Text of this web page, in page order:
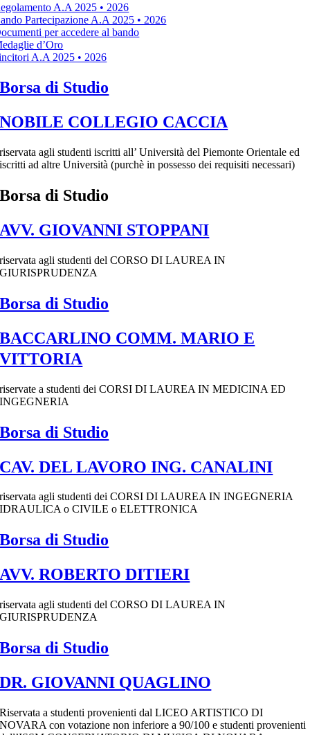
A.A 2025 • 2026
Partecipazione A.A 2025 • 2026
per accedere al bando
d’Oro
A.A 2025 • 2026
Borsa di Studio
NOBILE COLLEGIO CACCIA
riservata agli studenti iscritti all’ Università del Piemonte Orientale ed
iscritti ad altre Università (purchè in possesso dei requisiti necessari)
Borsa di Studio
AVV. GIOVANNI STOPPANI
riservata agli studenti del CORSO DI LAUREA IN
GIURISPRUDENZA
Borsa di Studio
BACCARLINO COMM. MARIO E
VITTORIA
riservate a studenti dei CORSI DI LAUREA IN MEDICINA ED
INGEGNERIA
Borsa di Studio
CAV. DEL LAVORO ING. CANALINI
riservata agli studenti dei CORSI DI LAUREA IN INGEGNERIA
IDRAULICA o CIVILE o ELETTRONICA
Borsa di Studio
AVV. ROBERTO DITIERI
riservata agli studenti del CORSO DI LAUREA IN
GIURISPRUDENZA
Borsa di Studio
DR. GIOVANNI QUAGLINO
Riservata a studenti provenienti dal LICEO ARTISTICO DI
NOVARA con votazione non inferiore a 90/100 e studenti provenienti